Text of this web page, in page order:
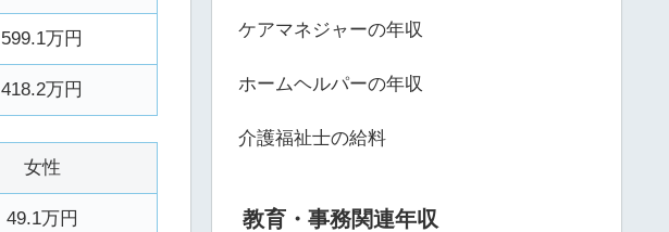
599.1万円
418.2万円
女性
49.1万円
ケアマネジャーの年収
ホームヘルパーの年収
介護福祉士の給料
教育・事務関連年収